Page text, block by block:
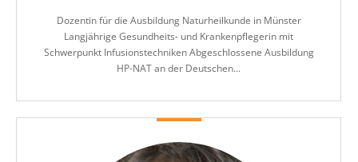
Dozentin für die Ausbildung Naturheilkunde in Münster
Langjährige Gesundheits- und Krankenpflegerin mit
Schwerpunkt Infusionstechniken Abgeschlossene Ausbildung
HP-NAT an der Deutschen...